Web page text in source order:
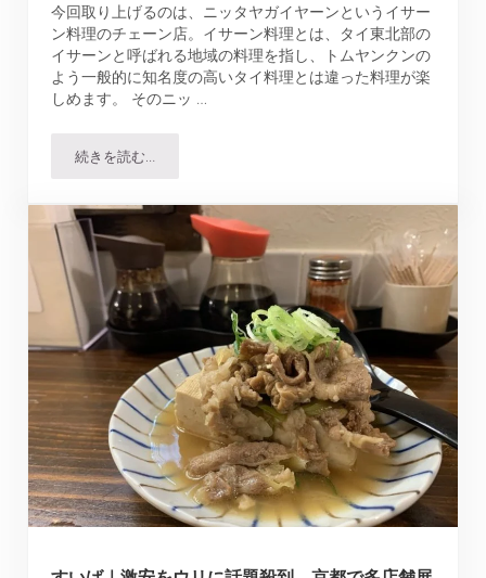
今回取り上げるのは、ニッタヤガイヤーンというイサー
ン料理のチェーン店。イサーン料理とは、タイ東北部の
イサーンと呼ばれる地域の料理を指し、トムヤンクンの
よう一般的に知名度の高いタイ料理とは違った料理が楽
しめます。 そのニッ …
続きを読む…ニッタヤガイヤーン｜普通のファミレスがタイ料理の有